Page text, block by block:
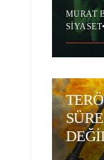
MURAT
SIYASET•